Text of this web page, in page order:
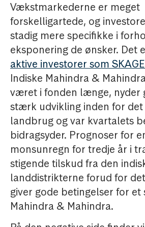
Vækstmarkederne er meget
forskelligartede, og
stadig mere specifikke i
eksponering de ønsker. Det
aktive investorer som
Indiske Mahindra &
været i fonden længe, nyder
stærk udvikling inden for det
landbrug og var kvartalets
bidragsyder. Prognoser for
monsunregn for tredje år i
stigende tilskud fra den
landdistrikterne forud for
giver gode betingelser for et
Mahindra & Mahindra.